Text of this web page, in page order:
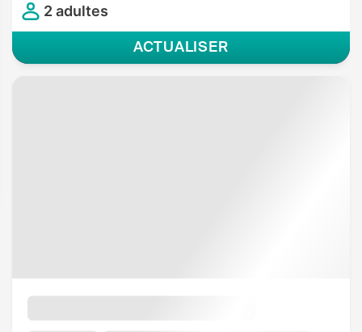
2 adultes
ACTUALISER